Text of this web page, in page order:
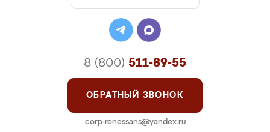
8 (800) 511-89-55
ОБРАТНЫЙ ЗВОНОК
corp-renessans@yandex.ru